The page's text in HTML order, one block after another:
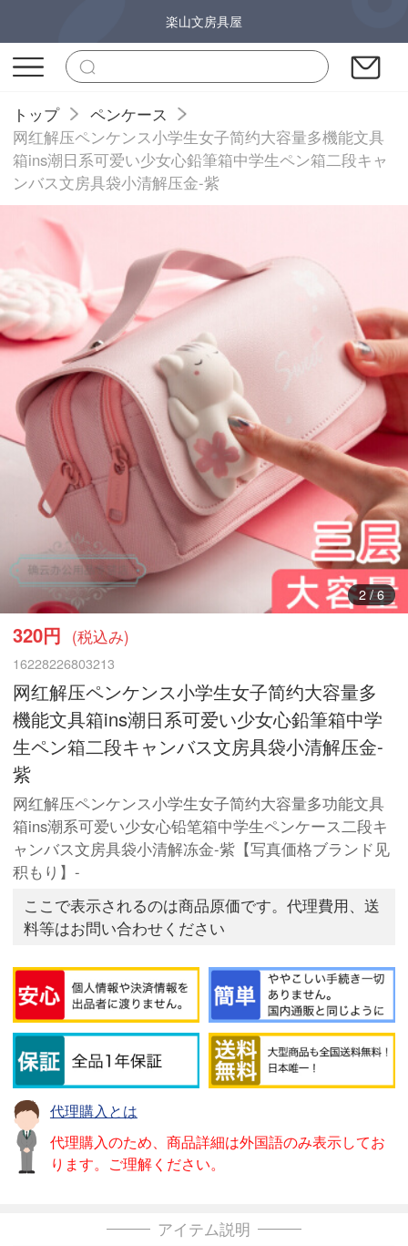
楽山文房具屋
トップ
ペンケース
网红解压ペンケンス小学生女子简约大容量多機能文具
箱ins潮日系可爱い少女心鉛筆箱中学生ペン箱二段キャ
ンバス文房具袋小清解压金-紫
3/6
320円 (税込み)
16228226803213
网红解压ペンケンス小学生女子简约大容量多
機能文具箱ins潮日系可爱い少女心鉛筆箱中学
生ペン箱二段キャンバス文房具袋小清解压金-
紫
网红解压ペンケンス小学生女子简约大容量多功能文具
箱ins潮系可爱い少女心铅笔箱中学生ペンケース二段キ
ャンバス文房具袋小清解冻金-紫【写真価格ブランド见
积もり】-
ここで表示されるのは商品原価です。代理費用、送
料等はお問い合わせください
代理購入とは
代理購入のため、商品詳細は外国語のみ表示してお
ります。ご理解ください。
アイテム説明